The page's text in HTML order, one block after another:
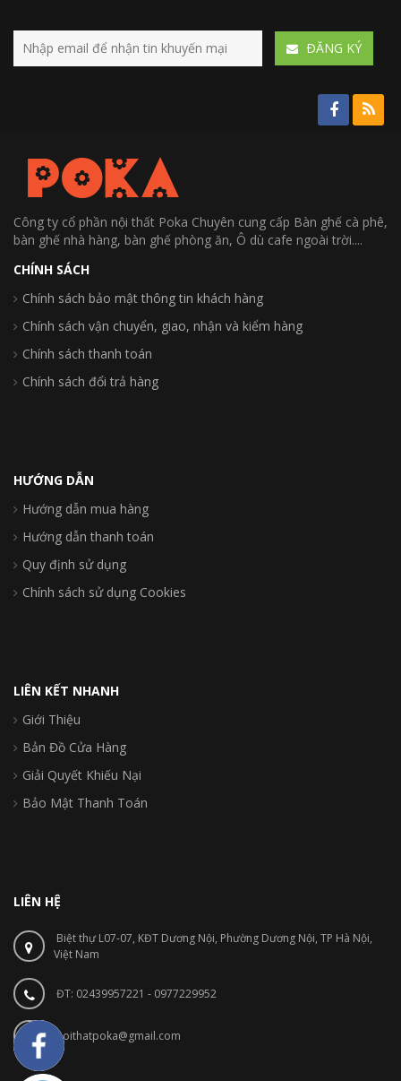
ÐĂNG KÝ
Công ty cổ phần nội thất Poka Chuyên cung cấp Bàn ghế cà phê,
bàn ghế nhà hàng, bàn ghế phòng ăn, Ô dù cafe ngoài trời....
CHÍNH SÁCH
Chính sách bảo mật thông tin khách hàng
Chính sách vận chuyển, giao, nhận và kiểm hàng
Chính sách thanh toán
Chính sách đổi trả hàng
HƯỚNG DẪN
Hướng dẫn mua hàng
Hướng dẫn thanh toán
Quy định sử dụng
Chính sách sử dụng Cookies
LIÊN KẾT NHANH
Giới Thiệu
Bản Đồ Cửa Hàng
Giải Quyết Khiếu Nại
Bảo Mật Thanh Toán
LIÊN HỆ
Biệt thự L07-07, KĐT Dương Nội, Phường Dương Nội, TP Hà Nội,
Việt Nam
ĐT: 02439957221 - 0977229952
noithatpoka@gmail.com